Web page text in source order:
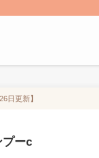
日更新】
プーc